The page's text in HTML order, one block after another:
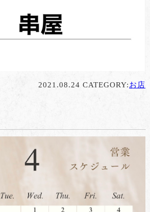
2021.08.24 CATEGORY:お店